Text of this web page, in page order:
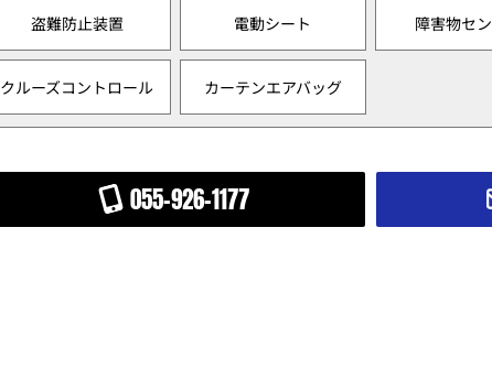
盗難防止装置 電動シート 障害物セ
クルーズコントロール カーテンエアバッグ
055-926-1177